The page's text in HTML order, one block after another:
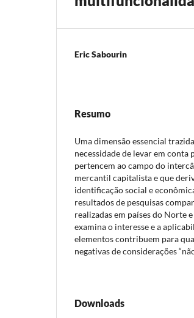
Eric Sabourin
Resumo
Uma dimensão essencial
necessidade de levar em conta
pertencem ao campo do
mercantil capitalista e que
identificação social e
resultados de pesquisas
realizadas em países do Norte
examina o interesse e a
elementos contribuem para
negativas de considerações
Downloads